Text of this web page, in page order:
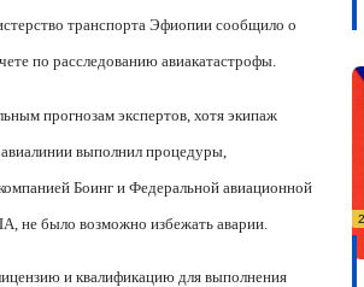
транспорта Эфиопии сообщило о
по расследованию авиакатастрофы.
прогнозам экспертов, хотя экипаж
выполнил процедуры,
Боинг и Федеральной авиационной
не было возможно избежать аварии.
и квалификацию для выполнения